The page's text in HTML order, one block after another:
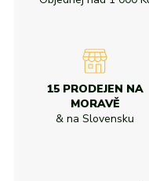
15 PRODEJEN NA
MORAVĚ
& na Slovensku